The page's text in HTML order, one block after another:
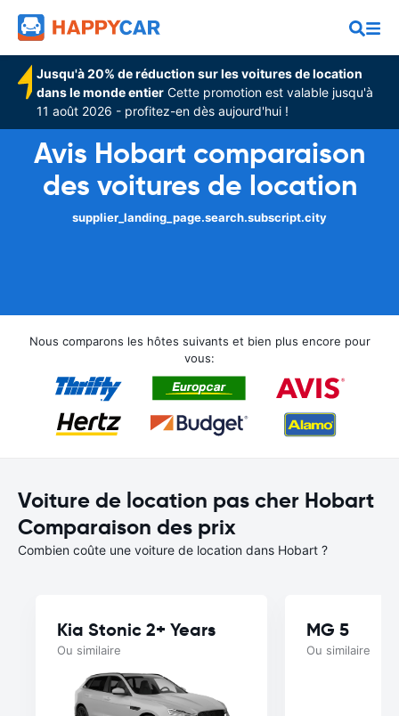
Jusqu'à 20% de réduction sur les voitures de location
dans le monde entier Cette promotion est valable jusqu'à
11 août 2026 - profitez-en dès aujourd'hui !
Avis Hobart comparaison
des voitures de location
supplier_landing_page.search.subscript.city
Nous comparons les hôtes suivants et bien plus encore pour
vous:
Voiture de location pas cher Hobart
Comparaison des prix
Combien coûte une voiture de location dans Hobart ?
Kia Stonic 2+ Years
Ou similaire
MG 5
Ou similaire